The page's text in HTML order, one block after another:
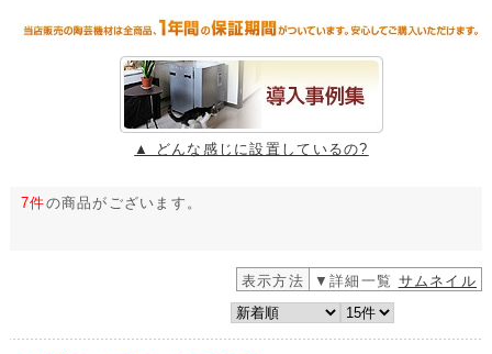
▲ どんな感じに設置しているの?
7件の商品がございます。
表示方法 ▼詳細一覧 サムネイル